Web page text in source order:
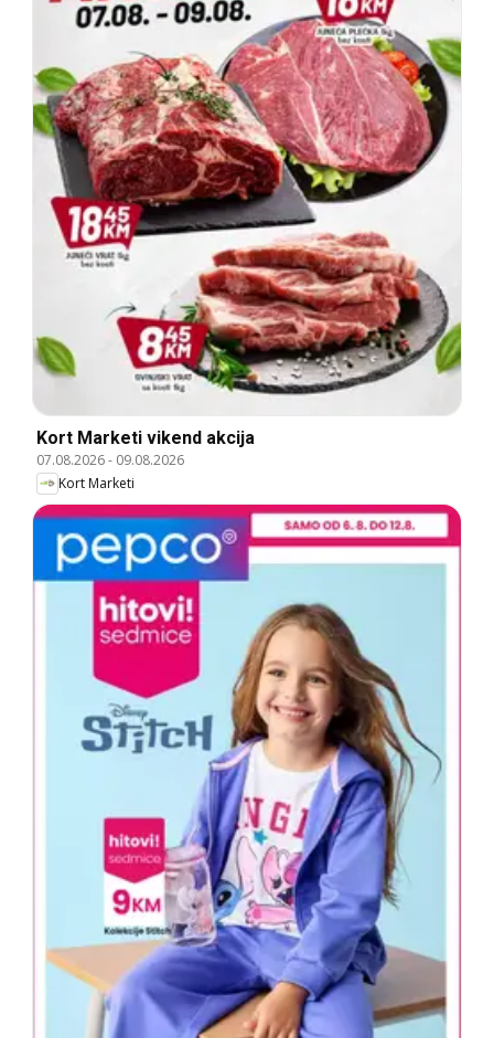
Kort Marketi vikend akcija
07.08.2026- 09.08.2026
Kort Marketi